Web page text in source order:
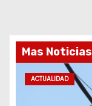
Mas Noticias
ACTUALIDAD